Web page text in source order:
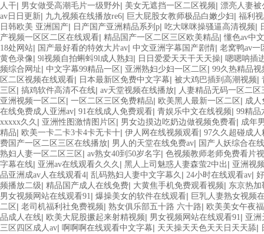
人干| 男女做受高潮毛片一级野外| 美女无遮挡一区二区视频| 漂亮人妻被
av日日更新| 九九视频在线播放re6| 巨大屁股女教师极品白嫩少妇| 福利
日韩欧美 亚洲国产| 日产国产亚洲精品系列p| 吃大咪咪操骚逼高清视频|
产视频一区区二区在线观看| 精品国产一区二区三区欧美精品|懂色av中
18处网站| 国产最好看的特效大片av| 中文亚洲字幕国产剧情| 老窝鸭av一
黄色录像| 9l视频自拍蝌蚪9l成人熟妇| 日日爱爱天天干天天操| 嗯嗯呐插
频综合网址| 中文字幕99精品一区 | 亚洲熟妇少妇一区二区 | 99久热精品
区二区视频在线观看| 日本最新区免费中文字幕| 被大鸡巴插到高潮视频|
三区 | 搞鸡软件高清不在线| av天堂视频在线播放| 人妻精品无码一区二
亚洲视频一区二区 | 一区二区三区免费精品| 欧美黑人最新一区二区 | 成人
在线免费成人亚洲av| 91在线成人免费观看| 青娱乐中文在线视频| 99精品
xxxxx久久 | 亚洲性图激情图片区 | 男女边摸边吃奶边做视频免费看| 成年
精品| 欧美一卡二卡3卡4卡无卡十| 伊人网在线视频观看| 97久久超碰成人
费国产一区二区三区在线播放| 男人的天堂在线免费av| 国产人妖综合在
熟妇人妻一区二区三区 | av熟女40到50岁名字| 色视频教师老师免费看片
字幕在线| 亚洲av在线观看久久久 | 黑人上司魅惑人妻森萤2中出 | 亚洲视
品亚洲成av人在线观看4| 乱码熟妇人妻中文字幕久 | 24小时在线观看av|
频播放二级| 精品国产成人在线免费| 大黄焦手机免费观看视频| 东京热加
男女视频网站在线观看91| 爆操美女的软件在线观看| 巨乳人妻熟女视频
二区 | 老司机福利社免费视频| 熟女俱乐部五十路 六十路| 欧美美女午夜
品成人在线| 欧美大屁股撅起来射精视频| 男女视频网站在线观看91| 亚洲
三区四区成人av| 啊啊啊在线观看中文字幕| 天天操天天色天天日天天舔|